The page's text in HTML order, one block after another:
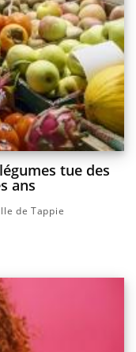
tue des
ans
de Tappie